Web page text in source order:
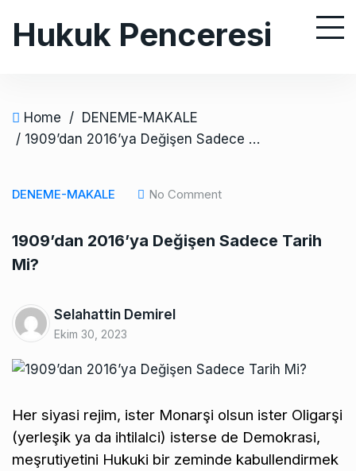
Hukuk Penceresi
Home / DENEME-MAKALE
/ 1909’dan 2016’ya Değişen Sadece Tarih Mi?
DENEME-MAKALE No Comment
1909’dan 2016’ya Değişen Sadece Tarih
Mi?
Selahattin Demirel
Ekim 30, 2023
Her siyasi rejim, ister Monarşi olsun ister Oligarşi
(yerleşik ya da ihtilalci) isterse de Demokrasi,
meşrutiyetini Hukuki bir zeminde kabullendirmek